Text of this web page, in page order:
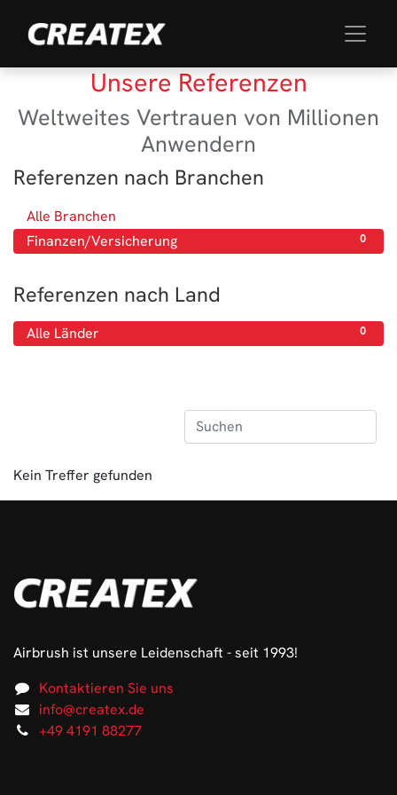
Unsere Referenzen
Weltweites Vertrauen von Millionen
Anwendern
Referenzen nach Branchen
Alle Branchen
0
Finanzen/Versicherung
Referenzen nach Land
0
Alle Länder
Kein Treffer gefunden
Airbrush ist unsere Leidenschaft - seit 1993!
Kontaktieren Sie uns
info@createx.de
+49 4191 88277